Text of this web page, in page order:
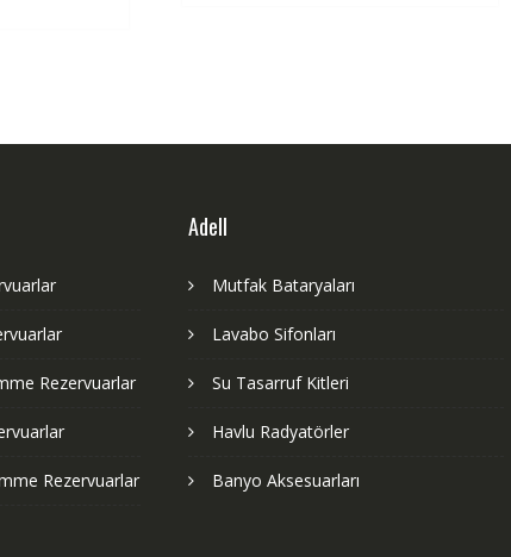
Rezervuarlar
Rezervuarlar
Adell
Mutfak Bataryaları
Lavabo Sifonları
Su Tasarruf Kitleri
Havlu Radyatörler
Banyo Aksesuarları